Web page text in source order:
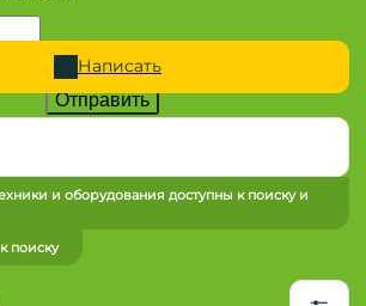
Написать
и оборудования доступны к поиску и
поиску
Отправить